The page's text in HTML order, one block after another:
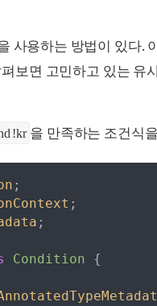
사용하는 방법이 있다.
보면 고민하고 있는 유
!kr 을 만족하는 조건식
;
;
;
Condition
{